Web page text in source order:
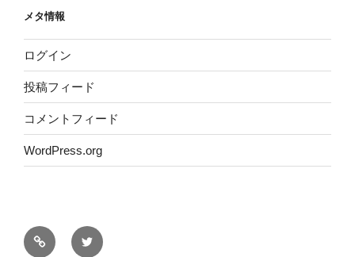
メタ情報
ログイン
投稿フィード
コメントフィード
WordPress.org
サ
Twitter